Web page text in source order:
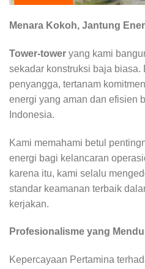
Menara Kokoh, Jantung
Tower-tower yang kami
sekadar konstruksi baja biasa.
penyangga, tertanam
energi yang aman dan efisien
Indonesia.
Kami memahami betul
energi bagi kelancaran
karena itu, kami selalu
standar keamanan terbaik
kerjakan.
Profesionalisme yang
Kepercayaan Pertamina